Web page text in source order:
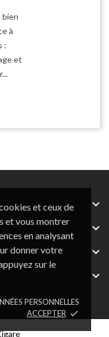
et ceux de
et vous montrer
en analysant
donner votre
sur le
PERSONNELLES
ACCEPTER done
bien
à
:
et



